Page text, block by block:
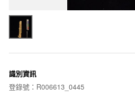
識別資訊
登錄號：R006613_0445